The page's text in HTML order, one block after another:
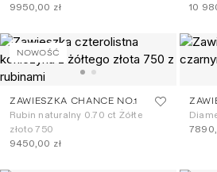
9950,00 zł
10
NOWOŚĆ
ZAWIESZKA CHANCE NO.1
Rubin naturalny 0.70 ct Żółte
złoto 750
9450,00 zł